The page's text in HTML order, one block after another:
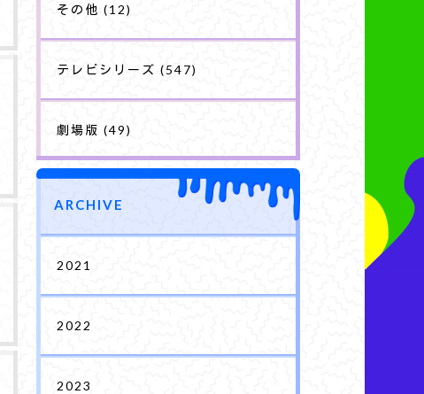
その他 (12)
テレビシリーズ (547)
劇場版 (49)
ARCHIVE
2021
2022
2023